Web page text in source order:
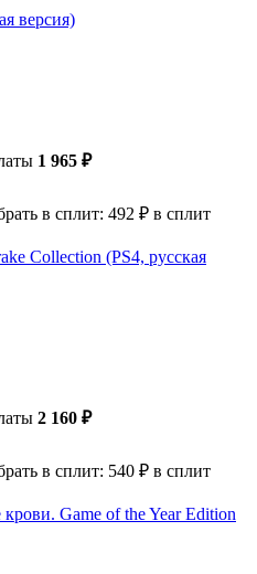
версия)
1 965 ₽
в сплит: 492 ₽ в сплит
Collection (PS4, русская
2 160 ₽
в сплит: 540 ₽ в сплит
Game of the Year Edition